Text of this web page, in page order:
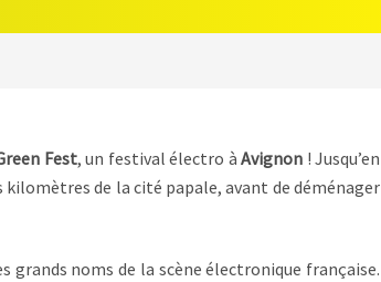
Fest, un festival électro àAvignon ! Jusqu’en
kilomètres de la cité papale, avant de déménager
grands noms de la scène électronique française.